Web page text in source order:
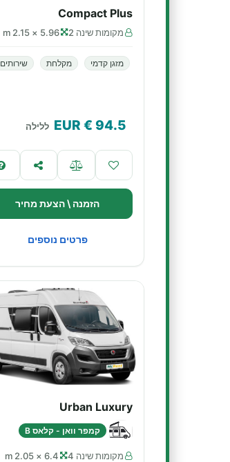
Compact Plus
מקומות שינה 2 5.96 × 2.15 m
מזגן קדמי מקלחת שירותים
94.5
€ EUR ללילה
הזמנה \ הצעת מחיר
פרטים נוספים
Urban Luxury
קמפר וואן - קלאס B
מקומות שינה 4 6.4 × 2.05 m